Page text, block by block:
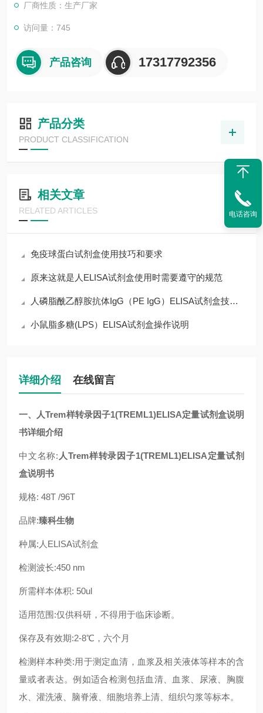
厂商性质：生产厂家
访问量：745
产品咨询 17317792356
产品分类
PRODUCT CLASSIFICATION
相关文章
RELATED ARTICLES
免疫球蛋白试剂盒使用技巧和要求
原来这就是人ELISA试剂盒使用时需要遵守的规范
人磷脂酰乙醇胺抗体IgG（PE IgG）ELISA试剂盒技术指导
小鼠脂多糖(LPS）ELISA试剂盒操作说明
详细介绍 在线留言
一、人Trem样转录因子1(TREML1)ELISA定量试剂盒说明
书详细介绍
中文名称: 人Trem样转录因子1(TREML1)ELISA定量试剂
盒说明书
规格: 48T /96T
品牌:臻科生物
种属:人ELISA试剂盒
检测波长:450 nm
所需样本体积: 50ul
适用范围:仅供科研，不得用于临床诊断。
保存及有效期:2-8℃，六个月
检测样本种类:用于测定血清，血浆及相关液体等样本的含
量或者表达。例如适合检测包括血清、血浆、尿液、胸腹
水、灌洗液、脑脊液、细胞培养上清、组织匀浆等标本。
电话咨询